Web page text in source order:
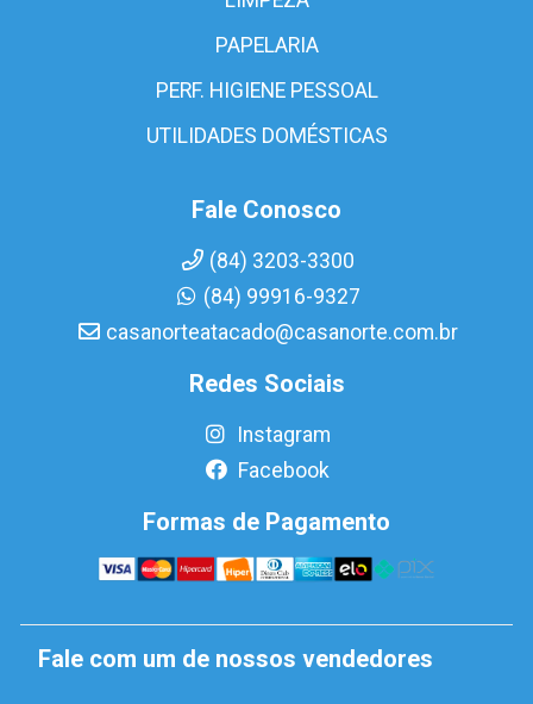
PAPELARIA
PERF. HIGIENE PESSOAL
UTILIDADES DOMÉSTICAS
Fale Conosco
(84) 3203-3300
(84) 99916-9327
casanorteatacado@casanorte.com.br
Redes Sociais
Instagram
Facebook
Formas de Pagamento
Fale com um de nossos vendedores